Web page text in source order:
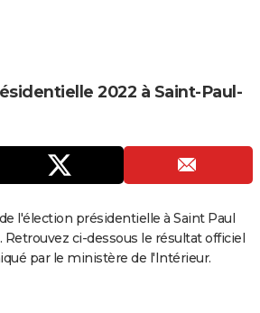
2022 à Saint-Paul-
l'élection présidentielle à Saint Paul
Retrouvez ci-dessous le résultat officiel
par le ministère de l'Intérieur.